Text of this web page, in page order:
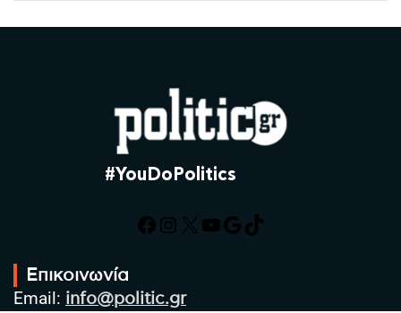
#YouDoPolitics
Facebook
Instagram
X YouTube
Google
TikTok
Επικοινωνία
Email: info@politic.gr